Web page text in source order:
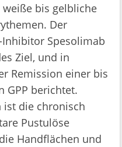
bis gelbliche
Der
Spesolimab
Ziel, und in
Remission einer bis
GPP berichtet.
ist die chronisch
Pustulöse
Handflächen und